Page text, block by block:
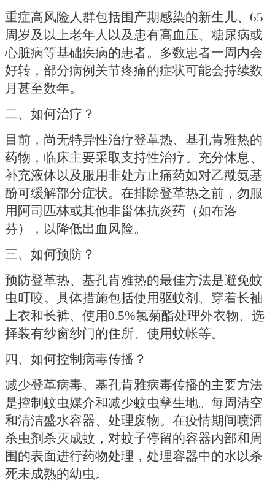
重症高风险人群包括围产期感染的新生儿、 65
周岁及以上老年人以及患有高血压、糖尿病或
心脏病等基础疾病的患者。多数患者一周内会
好转，部分病例关节疼痛的症状可能会持续数
月甚至数年。
二、如何治疗？
目前，尚无特异性治疗登革热、基孔肯雅热的
药物，临床主要采取支持性治疗。充分休息、
补充液体以及服用非处方止痛药如对乙酰氨基
酚可缓解部分症状。在排除登革热之前，勿服
用阿司匹林或其他非甾体抗炎药（如布洛
芬），以降低出血风险。
三、如何预防？
预防登革热、基孔肯雅热的最佳方法是避免蚊
虫叮咬。具体措施包括使用驱蚊剂、穿着长袖
上衣和长裤、使用0.5%氯菊酯处理外衣物、选
择装有纱窗纱门的住所、使用蚊帐等。
四、如何控制病毒传播？
减少登革病毒、基孔肯雅病毒传播的主要方法
是控制蚊虫媒介和减少蚊虫孳生地。每周清空
和清洁盛水容器、处理废物。在疫情期间喷洒
杀虫剂杀灭成蚊，对蚊子停留的容器内部和周
围的表面进行药物处理，处理容器中的水以杀
死未成熟的幼虫。